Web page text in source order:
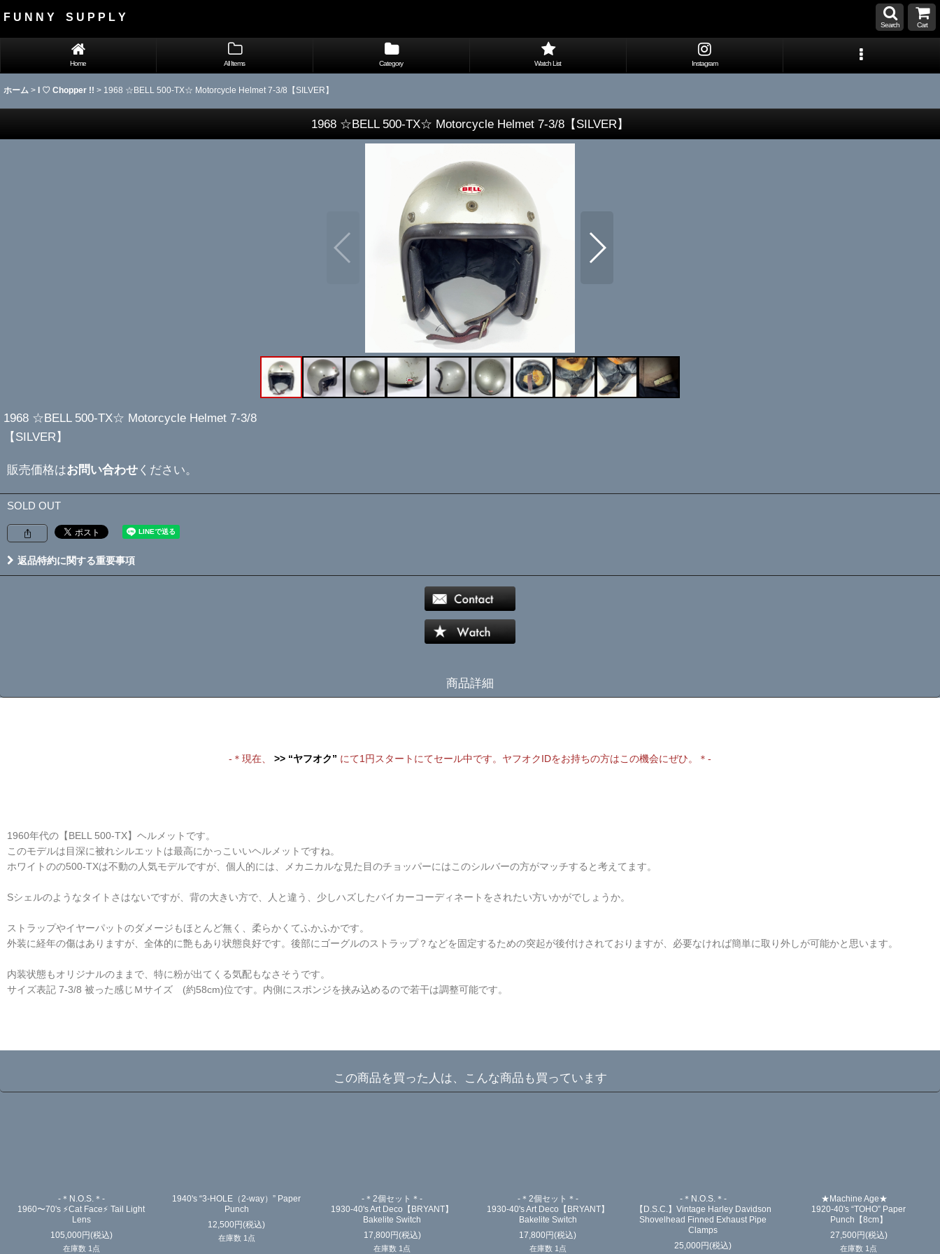
F U N N Y S U P P L Y
Search Cart
Home All Items Category Watch List Instagram
ホーム > I ♡ Chopper !! > 1968 ☆BELL 500-TX☆ Motorcycle Helmet 7-3/8【SILVER】
1968 ☆BELL 500-TX☆ Motorcycle Helmet 7-3/8【SILVER】
1968 ☆BELL 500-TX☆ Motorcycle Helmet 7-3/8
【SILVER】
販売価格はお問い合わせ ください。
SOLD OUT
返品特約に関する重要事項
商品詳細
-＊現在、 >> “ヤフオク” にて1円スタートにてセール中です。ヤフオクIDをお持ちの方はこの機会にぜひ。＊-
1960年代の【BELL 500-TX】ヘルメットです。
このモデルは目深に被れシルエットは最高にかっこいいヘルメットですね。
ホワイトのの500-TXは不動の人気モデルですが、個人的には、メカニカルな見た目のチョッパーにはこのシルバーの方がマッチすると考えてます。
Sシェルのようなタイトさはないですが、背の大きい方で、人と違う、少しハズしたバイカーコーディネートをされたい方いかがでしょうか。
ストラップやイヤーパットのダメージもほとんど無く、柔らかくてふかふかです。
外装に経年の傷はありますが、全体的に艶もあり状態良好です。後部にゴーグルのストラップ？などを固定するための突起が後付けされておりますが、必要なければ簡単に取り外しが可能かと思います。
内装状態もオリジナルのままで、特に粉が出てくる気配もなさそうです。
サイズ表記 7-3/8 被った感じＭサイズ (約58cm)位です。内側にスポンジを挟み込めるので若干は調整可能です。
この商品を買った人は、こんな商品も買っています
-＊N.O.S.＊-
1960〜70's ⚡️Cat Face⚡️ Tail Light
Lens
105,000円(税込)
在庫数 1点
1940's “3-HOLE（2-way）” Paper
Punch
12,500円(税込)
在庫数 1点
-＊2個セット＊-
1930-40's Art Deco【BRYANT】
Bakelite Switch
17,800円(税込)
在庫数 1点
-＊2個セット＊-
1930-40's Art Deco【BRYANT】
Bakelite Switch
17,800円(税込)
在庫数 1点
-＊N.O.S.＊-
【D.S.C.】Vintage Harley Davidson
Shovelhead Finned Exhaust Pipe
Clamps
25,000円(税込)
★Machine Age★
1920-40's “TOHO” Paper
Punch【8cm】
27,500円(税込)
在庫数 1点